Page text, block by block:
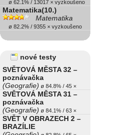
ø 62.1% / 13017 × vyzkoušeno
Matematika(10.)
Matematika
ø 82.2% / 9355 × vyzkoušeno
nové testy
SVĚTOVÁ MĚSTA 32 –
poznávačka
(Geografie) ø 84.8% / 45 ×
SVĚTOVÁ MĚSTA 31 –
poznávačka
(Geografie) ø 84.1% / 63 ×
SVĚT V OBRAZECH 2 –
BRAZÍLIE